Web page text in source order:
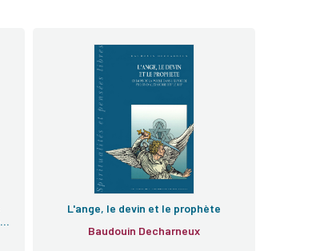
L'ange, le devin et le prophète
Baudouin Decharneux